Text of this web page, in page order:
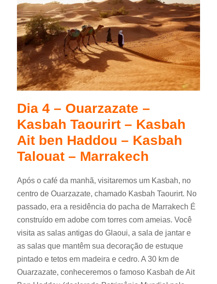
Dia 4 – Ouarzazate –
Kasbah Taourirt – Kasbah
Ait ben Haddou – Kasbah
Talouat – Marrakech
Após o café da manhã, visitaremos um Kasbah, no
centro de Ouarzazate, chamado Kasbah Taourirt. No
passado, era a residência do pacha de Marrakech É
construído em adobe com torres com ameias. Você
visita as salas antigas do Glaoui, a sala de jantar e
as salas que mantêm sua decoração de estuque
pintado e tetos em madeira e cedro. A 30 km de
Ouarzazate, conheceremos o famoso Kasbah de Ait